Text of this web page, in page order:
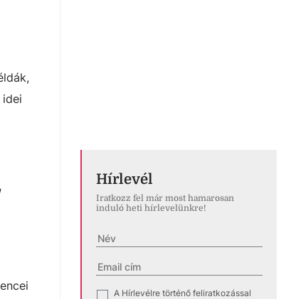
idei
Hírlevél
Iratkozz fel már most hamarosan
induló heti hírlevelünkre!
A Hírlevélre történő feliratkozással